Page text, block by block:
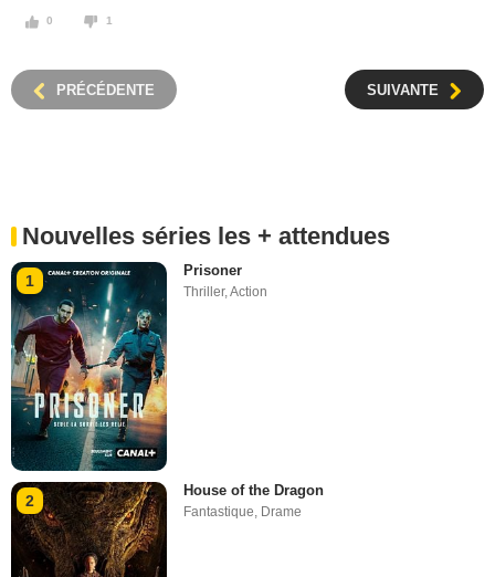
0 1
PRÉCÉDENTE SUIVANTE
Nouvelles séries les + attendues
1
Prisoner
Thriller,Action
2
House of the Dragon
Fantastique Drame